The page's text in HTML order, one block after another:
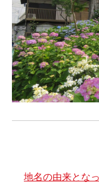
地名の由来とな